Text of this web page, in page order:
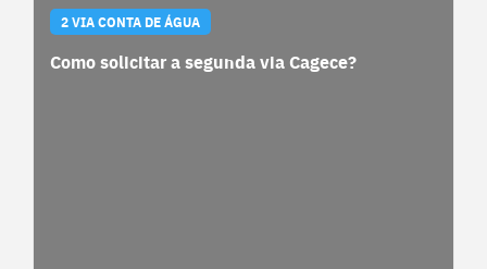
2 VIA CONTA DE ÁGUA
Como solicitar a segunda via Cagece?